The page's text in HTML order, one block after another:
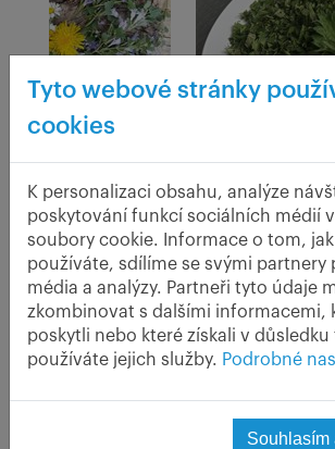
K uzenému masu se na Moravě na jaře
pampeliškový salát a v polévkách nesměl
Pojedete-li do okolí Rokycan, možná
lístku i místní specialitu, polévkuBrčálkuz
Vynikající jarní českáspecialita z mladého
sice dělí náš národ na milovníky a odpůrce,
jedinečná s knedlíkem i s novým
to jí ochutnat.
Tyto webové stránky
cookies
K personalizaci obsahu, analýze
poskytování funkcí sociálních médií
soubory cookie. Informace o tom,
používáte, sdílíme se svými partnery
média a analýzy. Partneři tyto údaje
zkombinovat s dalšími informacemi,
poskytli nebo které získali v důsledku
používáte jejich služby. Podrobné
Souhlasím